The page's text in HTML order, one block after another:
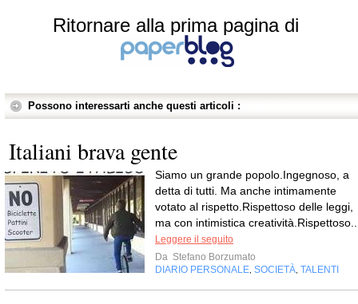
Ritornare alla prima pagina di
Possono interessarti anche questi articoli :
Italiani brava gente
Siamo un grande popolo.Ingegnoso, a
detta di tutti. Ma anche intimamente
votato al rispetto.Rispettoso delle leggi,
ma con intimistica
Leggere il seguito
Da Stefano Borzumato
DIARIO PERSONALE SOCIETÀ TALENTI